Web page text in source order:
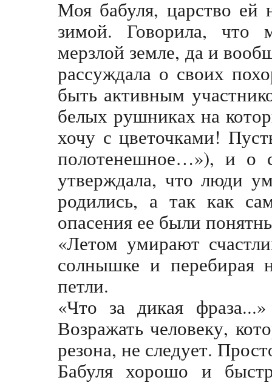
Моя бабуля, царство ей
зимой. Говорила, что
мерзлой земле, да и
рассуждала о своих
быть активным
белых рушниках на
хочу с цветочками!
полотенешное…»), и о
утверждала, что люди
родились, а так как
опасения ее были
«Летом умирают
солнышке и перебирая
петли.
«Что за дикая
Возражать человеку,
резона, не следует.
Бабуля хорошо и